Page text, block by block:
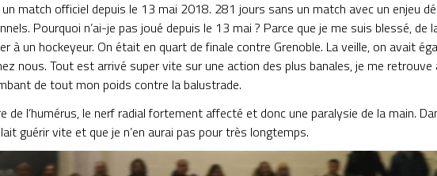
un match officiel depuis le 13 mai 2018. 281 jours sans un match avec un enjeu
Pourquoi n’ai-je pas joué depuis le 13 mai ? Parce que je me suis blessé, de
à un hockeyeur. On était en quart de finale contre Grenoble. La veille, on avait
nous. Tout est arrivé super vite sur une action des plus banales, je me retrouve
de tout mon poids contre la balustrade.
de l’humérus, le nerf radial fortement affecté et donc une paralysie de la main.
guérir vite et que je n’en aurai pas pour très longtemps.